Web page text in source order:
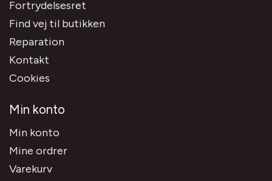
Fortrydelsesret
Find vej til butikken
Reparation
Kontakt
Cookies
Min konto
Min konto
Mine ordrer
Varekurv